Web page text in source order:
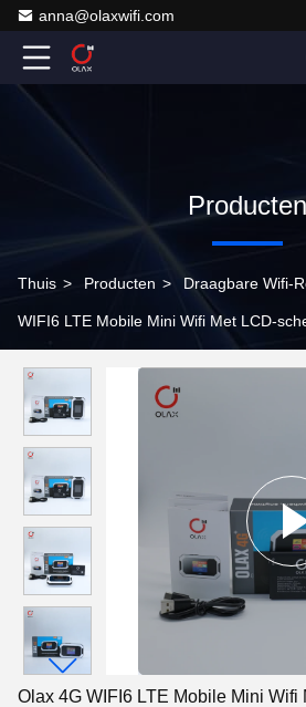
anna@olaxwifi.com
Producten
Thuis > Producten > Draagbare Wifi-
WIFI6 LTE Mobile Mini Wifi Met LCD-
Olax 4G WIFI6 LTE Mobile Mini Wifi